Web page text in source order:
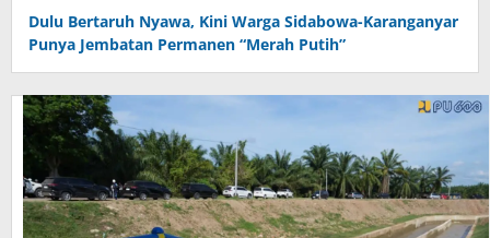
Dulu Bertaruh Nyawa, Kini Warga Sidabowa-Karanganyar
Punya Jembatan Permanen “Merah Putih”